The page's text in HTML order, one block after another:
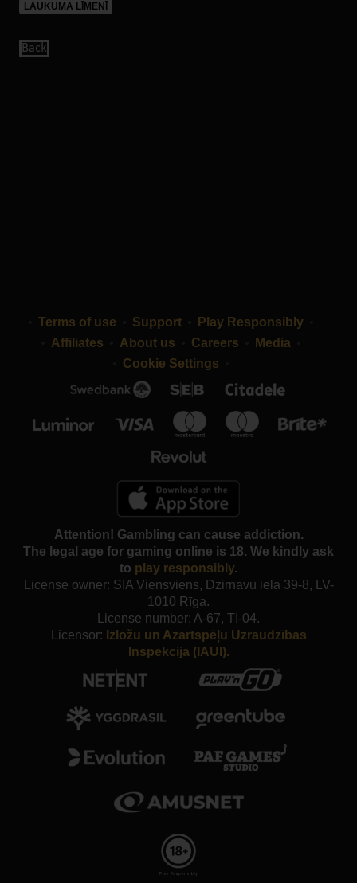
LAUKUMA LĪMENĪ
Back
Terms of use Support
Play Responsibly
Affiliates
About us Careers
Media
Cookie Settings
Attention! Gambling can cause addiction.
The legal age for gaming online is 18. We kindly ask
to play responsibly.
License owner: SIA Viensviens, Dzirnavu iela 39-8, LV-
1010 Rīga.
License number: A-67, TI-04.
Licensor: Izložu un Azartspēļu Uzraudzības
Inspekcija (IAUI).